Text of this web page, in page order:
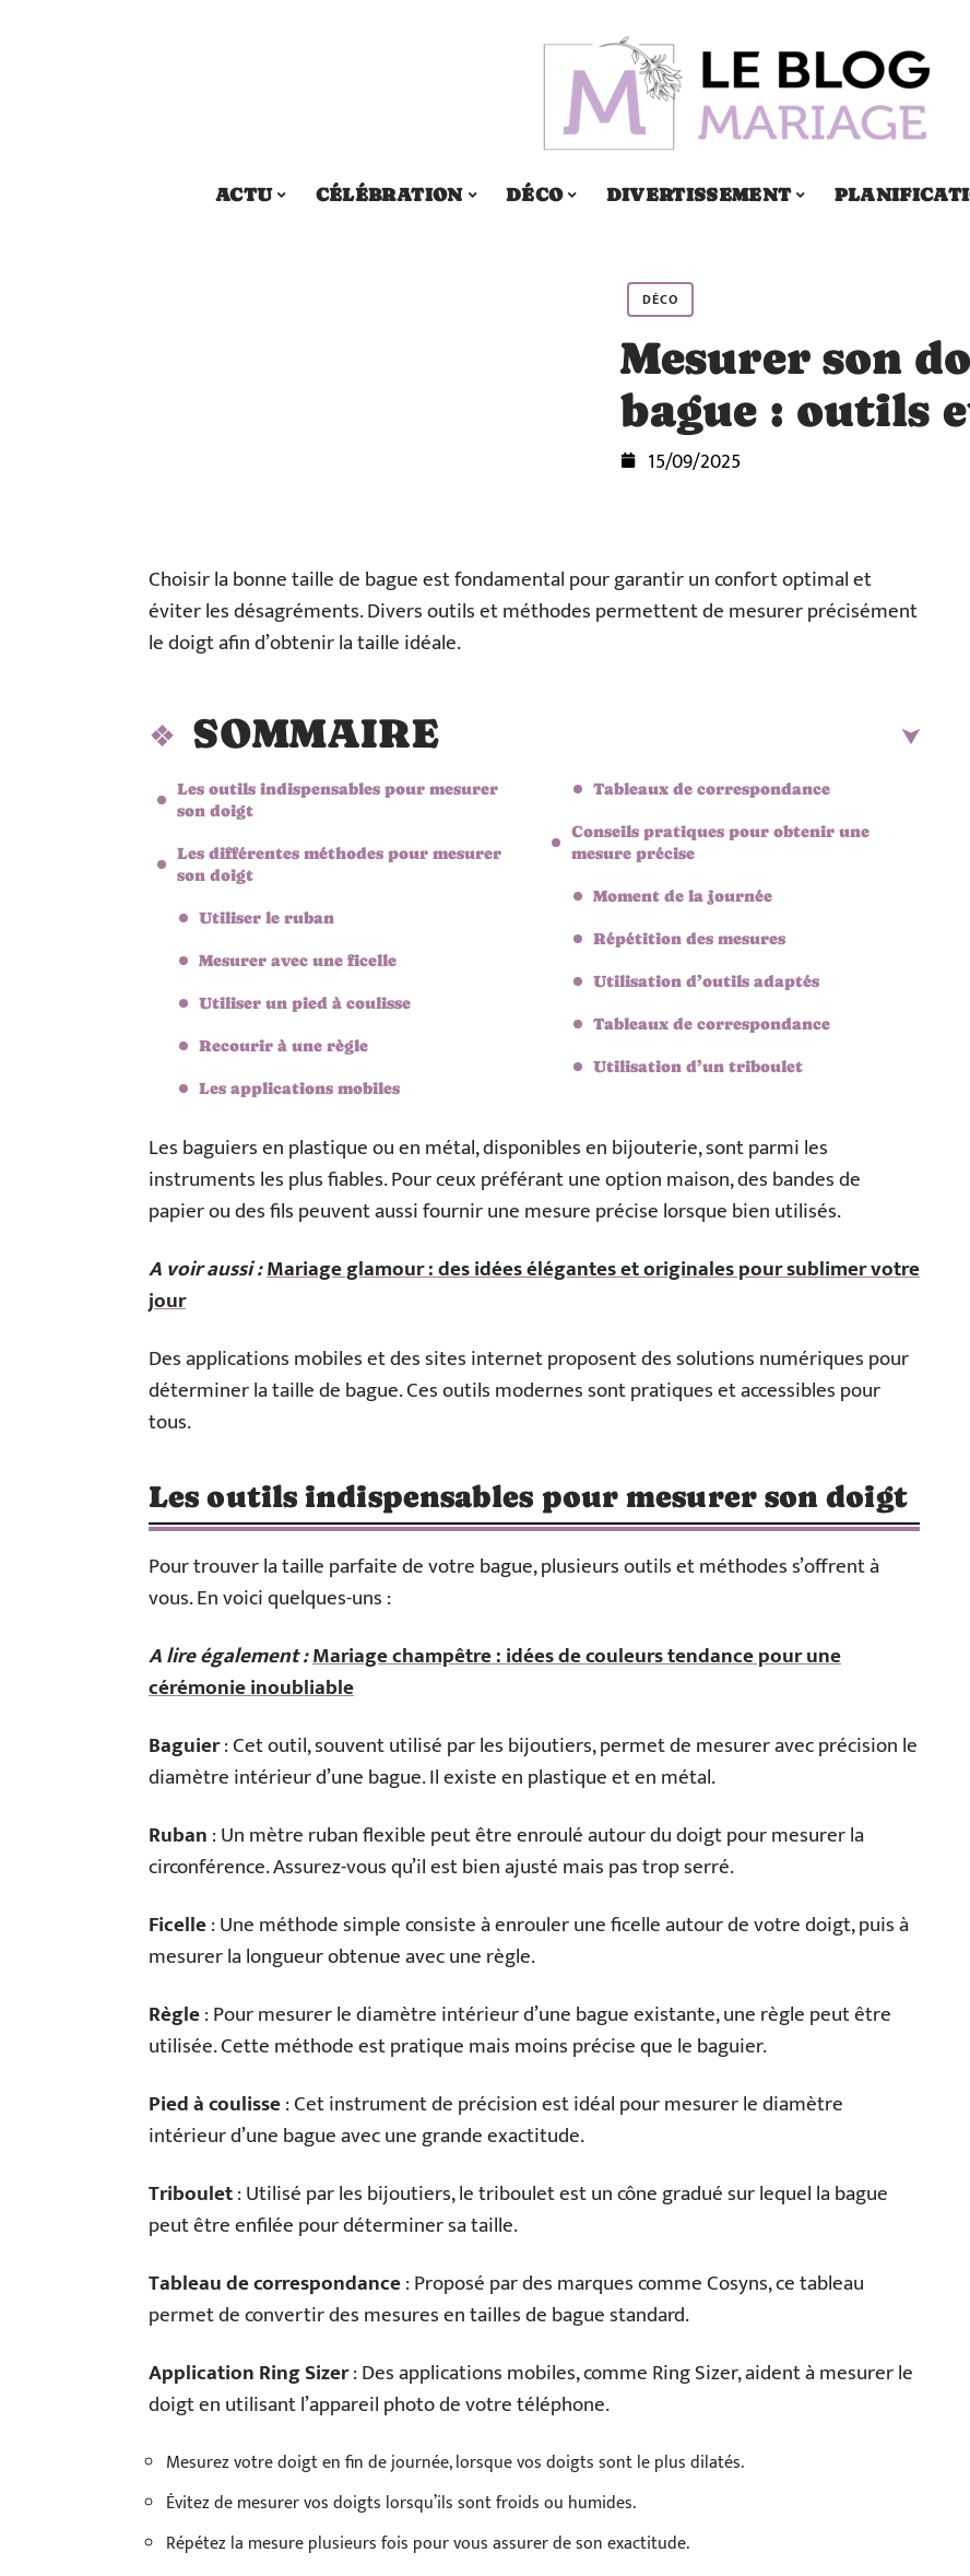
ACTU CÉLÉBRATION DÉCO DIVERTISSEMENT
DÉCO
Mesurer son
bague : outils
15/09/2025
Choisir la bonne taille de bague est fondamental pour garantir un confort optimal et
éviter les désagréments. Divers outils et méthodes permettent de mesurer précisément
le doigt afin d’obtenir la taille idéale.
SOMMAIRE
Les outils indispensables pour mesurer
son doigt
Les différentes méthodes pour mesurer
son doigt
Utiliser le ruban
Mesurer avec une ficelle
Utiliser un pied à coulisse
Recourir à une règle
Les applications mobiles
Tableaux de correspondance
Conseils pratiques pour obtenir une
mesure précise
Moment de la journée
Répétition des mesures
Utilisation d’outils adaptés
Tableaux de correspondance
Utilisation d’un triboulet
Les baguiers en plastique ou en métal, disponibles en bijouterie, sont parmi les
instruments les plus fiables. Pour ceux préférant une option maison, des bandes de
papier ou des fils peuvent aussi fournir une mesure précise lorsque bien utilisés.
A voir aussi :Mariage glamour : des idées élégantes et originales pour sublimer votre
jour
Des applications mobiles et des sites internet proposent des solutions numériques pour
déterminer la taille de bague. Ces outils modernes sont pratiques et accessibles pour
tous.
Les outils indispensables pour mesurer son doigt
Pour trouver la taille parfaite de votre bague, plusieurs outils et méthodes s’offrent à
vous. En voici quelques-uns :
A lire également :Mariage champêtre : idées de couleurs tendance pour une
cérémonie inoubliable
Baguier: Cet outil, souvent utilisé par les bijoutiers, permet de mesurer avec précision le
diamètre intérieur d’une bague. Il existe en plastique et en métal.
Ruban: Un mètre ruban flexible peut être enroulé autour du doigt pour mesurer la
circonférence. Assurez-vous qu’il est bien ajusté mais pas trop serré.
Ficelle: Une méthode simple consiste à enrouler une ficelle autour de votre doigt, puis à
mesurer la longueur obtenue avec une règle.
Règle: Pour mesurer le diamètre intérieur d’une bague existante, une règle peut être
utilisée. Cette méthode est pratique mais moins précise que le baguier.
Pied à coulisse: Cet instrument de précision est idéal pour mesurer le diamètre
intérieur d’une bague avec une grande exactitude.
Triboulet: Utilisé par les bijoutiers, le triboulet est un cône gradué sur lequel la bague
peut être enfilée pour déterminer sa taille.
Tableau de correspondance: Proposé par des marques comme Cosyns, ce tableau
permet de convertir des mesures en tailles de bague standard.
Application Ring Sizer: Des applications mobiles, comme Ring Sizer, aident à mesurer le
doigt en utilisant l’appareil photo de votre téléphone.
Mesurez votre doigt en fin de journée, lorsque vos doigts sont le plus dilatés.
Évitez de mesurer vos doigts lorsqu’ils sont froids ou humides.
Répétez la mesure plusieurs fois pour vous assurer de son exactitude.